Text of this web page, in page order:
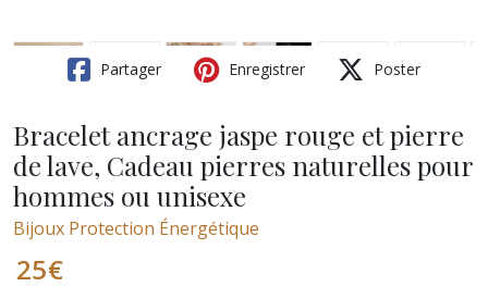
Partager Enregistrer Poster
Bracelet ancrage jaspe rouge et pierre
de lave, Cadeau pierres naturelles pour
hommes ou unisexe
Bijoux Protection Énergétique
25€